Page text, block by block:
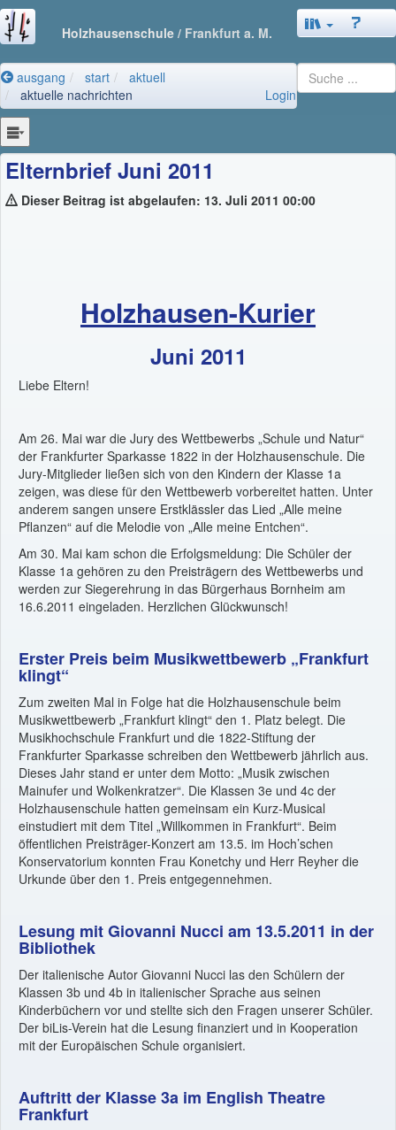
Holzhausenschule / Frankfurt a. M.
ausgang start
aktuell
aktuelle nachrichten
Login
Elternbrief Juni 2011
Dieser Beitrag ist abgelaufen: 13. Juli 2011 00:00
Holzhausen-Kurier
Juni 2011
Liebe Eltern!
Am 26. Mai war die Jury des Wettbewerbs „Schule und Natur“
der Frankfurter Sparkasse 1822 in der Holzhausenschule. Die
Jury-Mitglieder ließen sich von den Kindern der Klasse 1a
zeigen, was diese für den Wettbewerb vorbereitet hatten. Unter
anderem sangen unsere Erstklässler das Lied „Alle meine
Pflanzen“ auf die Melodie von „Alle meine Entchen“.
Am 30. Mai kam schon die Erfolgsmeldung: Die Schüler der
Klasse 1a gehören zu den Preisträgern des Wettbewerbs und
werden zur Siegerehrung in das Bürgerhaus Bornheim am
16.6.2011 eingeladen. Herzlichen Glückwunsch!
Erster Preis beim Musikwettbewerb „Frankfurt
klingt“
Zum zweiten Mal in Folge hat die Holzhausenschule beim
Musikwettbewerb „Frankfurt klingt“ den 1. Platz belegt. Die
Musikhochschule Frankfurt und die 1822-Stiftung der
Frankfurter Sparkasse schreiben den Wettbewerb jährlich aus.
Dieses Jahr stand er unter dem Motto: „Musik zwischen
Mainufer und Wolkenkratzer“. Die Klassen 3e und 4c der
Holzhausenschule hatten gemeinsam ein Kurz-Musical
einstudiert mit dem Titel „Willkommen in Frankfurt“. Beim
öffentlichen Preisträger-Konzert am 13.5. im Hoch’schen
Konservatorium konnten Frau Konetchy und Herr Reyher die
Urkunde über den 1. Preis entgegennehmen.
Lesung mit Giovanni Nucci am 13.5.2011 in der
Bibliothek
Der italienische Autor Giovanni Nucci las den Schülern der
Klassen 3b und 4b in italienischer Sprache aus seinen
Kinderbüchern vor und stellte sich den Fragen unserer Schüler.
Der biLis-Verein hat die Lesung finanziert und in Kooperation
mit der Europäischen Schule organisiert.
Auftritt der Klasse 3a im English Theatre
Frankfurt